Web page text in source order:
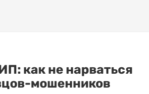
как не нарваться
мошенников